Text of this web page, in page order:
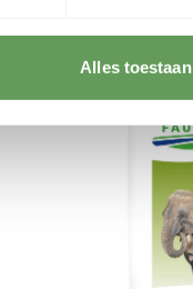
Alles toestaan